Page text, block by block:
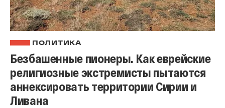
ПОЛИТИКА
Безбашенные пионеры. Как еврейские
религиозные экстремисты пытаются
аннексировать территории Сирии и
Ливана